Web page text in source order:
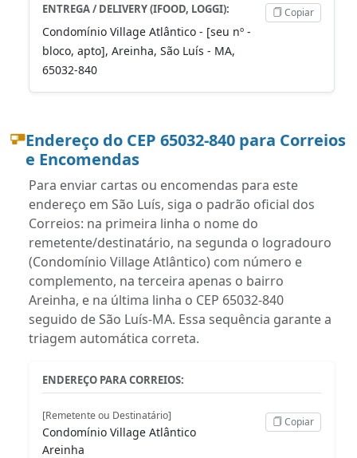
ENTREGA / DELIVERY (IFOOD, LOGGI):
Condomínio Village Atlântico - [seu nº -
bloco, apto], Areinha, São Luís - MA,
65032-840
Copiar
Endereço do CEP 65032-840 para Correios
e Encomendas
Para enviar cartas ou encomendas para este
endereço em São Luís, siga o padrão oficial dos
Correios: na primeira linha o nome do
remetente/destinatário, na segunda o logradouro
(Condomínio Village Atlântico) com número e
complemento, na terceira apenas o bairro
Areinha, e na última linha o CEP 65032-840
seguido de São Luís-MA. Essa sequência garante a
triagem automática correta.
ENDEREÇO PARA CORREIOS:
[Remetente ou Destinatário]
Condomínio Village Atlântico
Areinha
Copiar